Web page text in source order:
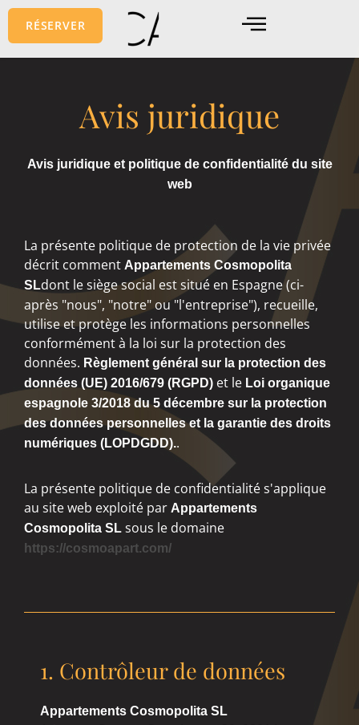
Aller
contenu
RÉSERVER
Avis juridique
Avis juridique et politique de confidentialité du site
web
La présente politique de protection de la vie privée
décrit comment Appartements Cosmopolita
SLdont le siège social est situé en Espagne (ci-
après "nous", "notre" ou "l'entreprise"), recueille,
utilise et protège les informations personnelles
conformément à la loi sur la protection des
données. Règlement général sur la protection des
données (UE) 2016/679 (RGPD) et le Loi organique
espagnole 3/2018 du 5 décembre sur la protection
des données personnelles et la garantie des droits
numériques (LOPDGDD)..
La présente politique de confidentialité s'applique
au site web exploité par Appartements
Cosmopolita SL sous le domaine
https://cosmoapart.com/
1. Contrôleur de données
Appartements Cosmopolita SL